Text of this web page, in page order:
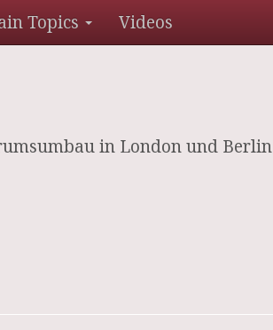
Topics Videos
in London und Berlin